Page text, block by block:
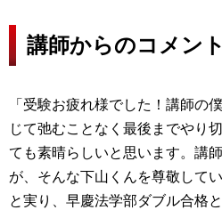
講師からのコメント
「受験お疲れ様でした！講師の
じて弛むことなく最後までやり
ても素晴らしいと思います。講
が、そんな下山くんを尊敬して
と実り、早慶法学部ダブル合格